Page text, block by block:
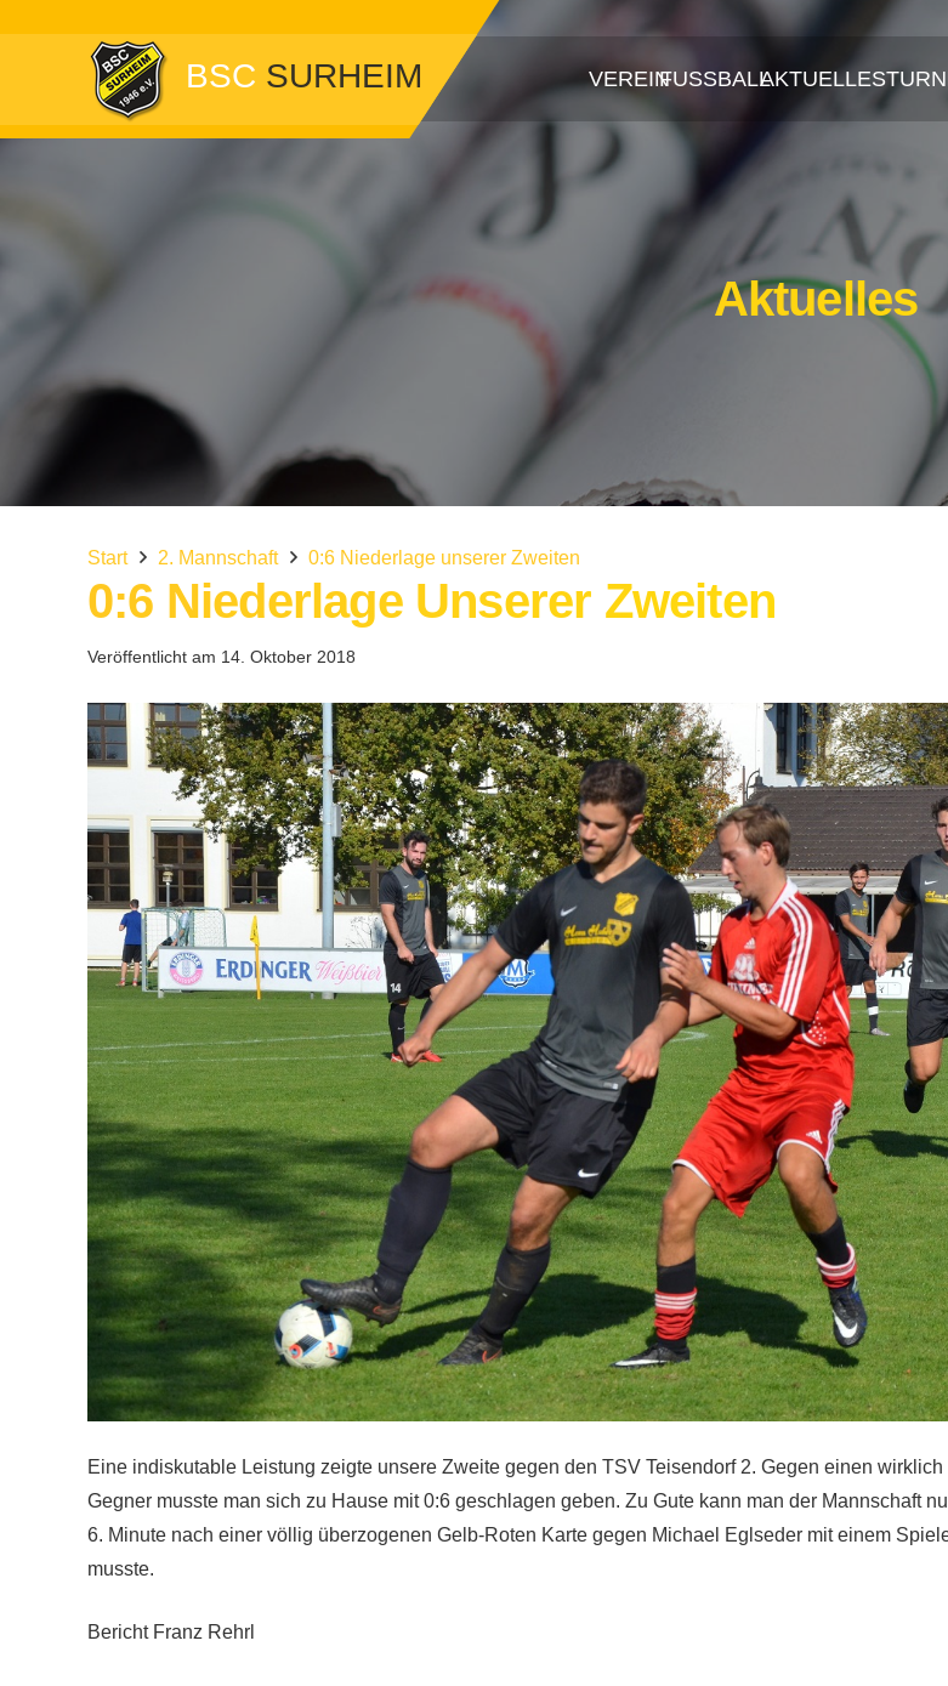
BSC SURHEIM VEREINFUSSBALLAKTUELLES
Aktuelles
Start 2. Mannschaft 0:6 Niederlage unserer Zweiten
0:6 Niederlage Unserer Zweiten
Veröffentlicht am 14. Oktober 2018
Eine indiskutable Leistung zeigte unsere Zweite gegen den TSV Teisendorf 2. Gegen einen
Gegner musste man sich zu Hause mit 0:6 geschlagen geben. Zu Gute kann man der Mannschaft
6. Minute nach einer völlig überzogenen Gelb-Roten Karte gegen Michael Eglseder mit einem
musste.
Bericht Franz Rehrl